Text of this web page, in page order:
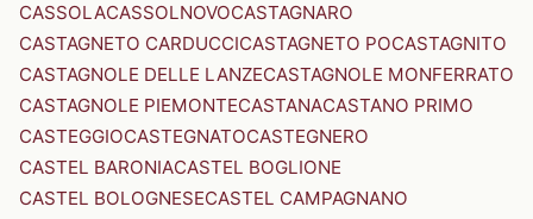
CASSOLACASSOLNOVOCASTAGNARO
CASTAGNETO CARDUCCICASTAGNETO POCASTAGNITO
CASTAGNOLE DELLE LANZECASTAGNOLE MONFERRATO
CASTAGNOLE PIEMONTECASTANACASTANO PRIMO
CASTEGGIOCASTEGNATOCASTEGNERO
CASTEL BARONIACASTEL BOGLIONE
CASTEL BOLOGNESECASTEL CAMPAGNANO